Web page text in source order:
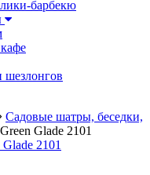
барбекю
шезлонгов
Садовые шатры, беседки,
Glade 2101